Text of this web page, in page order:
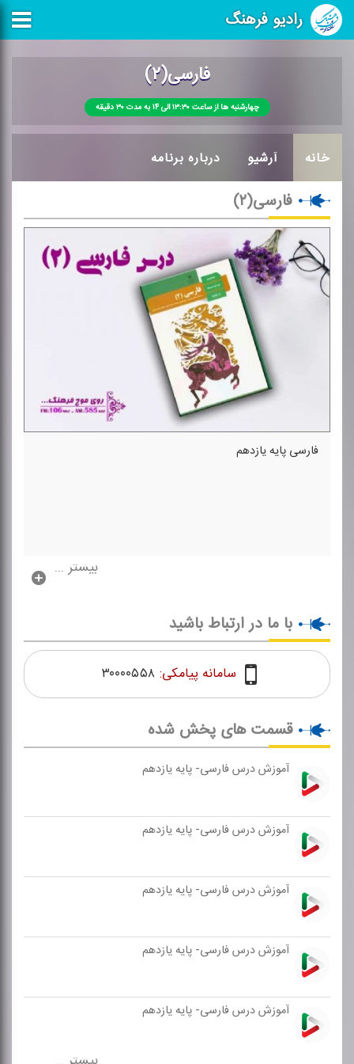
رادیو فرهنگ
فارسی(۲)
چهارشنبه ها از ساعت ۱۳:۳۰ الی ۱۴ به مدت ۳۰ دقیقه
خانه آرشیو درباره برنامه
فارسی(۲)
فارسی پایه یازدهم
بیشتر ...
قسمت های پخش شده
آموزش درس فارسی- پایه یازدهم
آموزش درس فارسی- پایه یازدهم
آموزش درس فارسی- پایه یازدهم
آموزش درس فارسی- پایه یازدهم
آموزش درس فارسی- پایه یازدهم
با ما در ارتباط باشید
سامانه پیامکی: ۳۰۰۰۰۵۵۸